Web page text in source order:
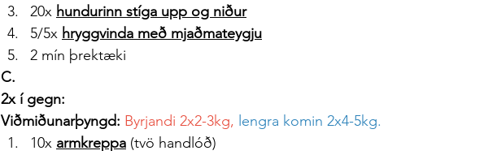
20x hundurinn stíga upp og niður
5/5x hryggvinda með mjaðmateygju
2 mín þrektæki
C.
2x í gegn:
Viðmiðunarþyngd: Byrjandi 2x2-3kg, lengra komin 2x4-5kg.
10x armkreppa (tvö handlóð)